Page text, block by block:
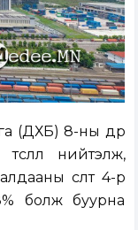
(ДХБ) 8-ны өдөр
нийтэлж,
өсөлт 4-р
болж буурна